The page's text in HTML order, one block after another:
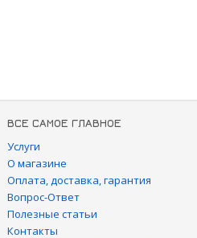
ВСЕ САМОЕ ГЛАВНОЕ
Услуги
О магазине
Оплата, доставка, гарантия
Вопрос-Ответ
Полезные статьи
Контакты